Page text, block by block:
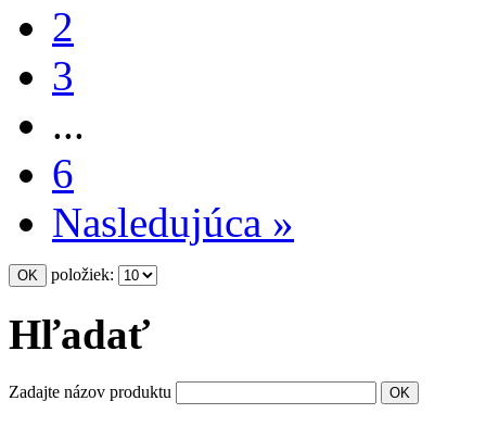
2
3
...
6
Nasledujúca »
položiek:
Hľadať
Zadajte názov produktu